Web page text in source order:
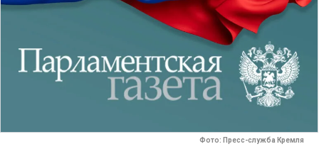
Фото: Пресс-служба Кремля